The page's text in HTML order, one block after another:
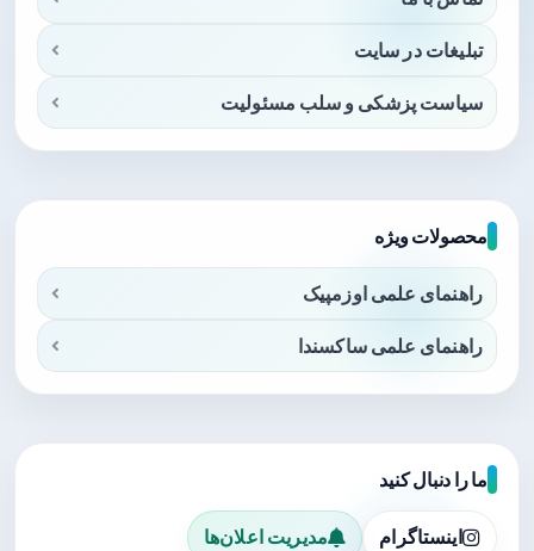
تبلیغات در سایت
سیاست پزشکی و سلب مسئولیت
محصولات ویژه
راهنمای علمی اوزمپیک
راهنمای علمی ساکسندا
ما را دنبال کنید
اینستاگرام مدیریت اعلان‌ها